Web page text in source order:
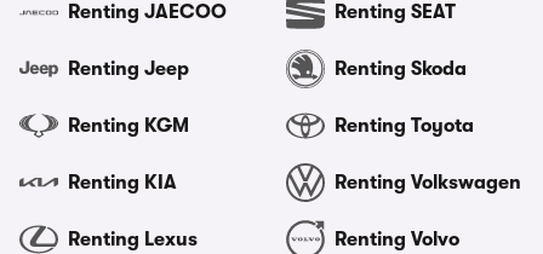
Renting JAECOO
Renting Jeep
Renting KGM
Renting KIA
Renting Lexus
Renting SEAT
Renting Skoda
Renting Toyota
Renting Volkswagen
Renting Volvo